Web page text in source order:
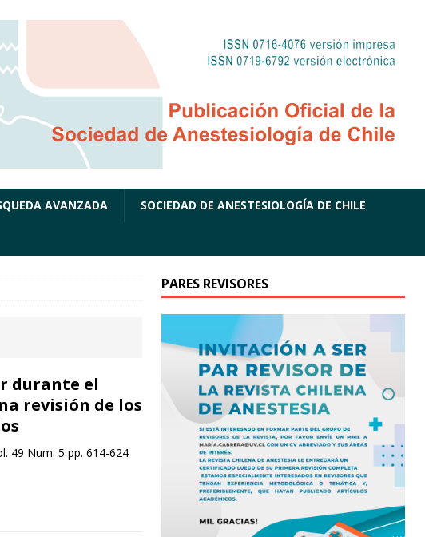
AVANZADA SOCIEDAD DE ANESTESIOLOGÍA DE CHILE
durante el
revisión de los
49 Num. 5 pp. 614-624
PARES REVISORES